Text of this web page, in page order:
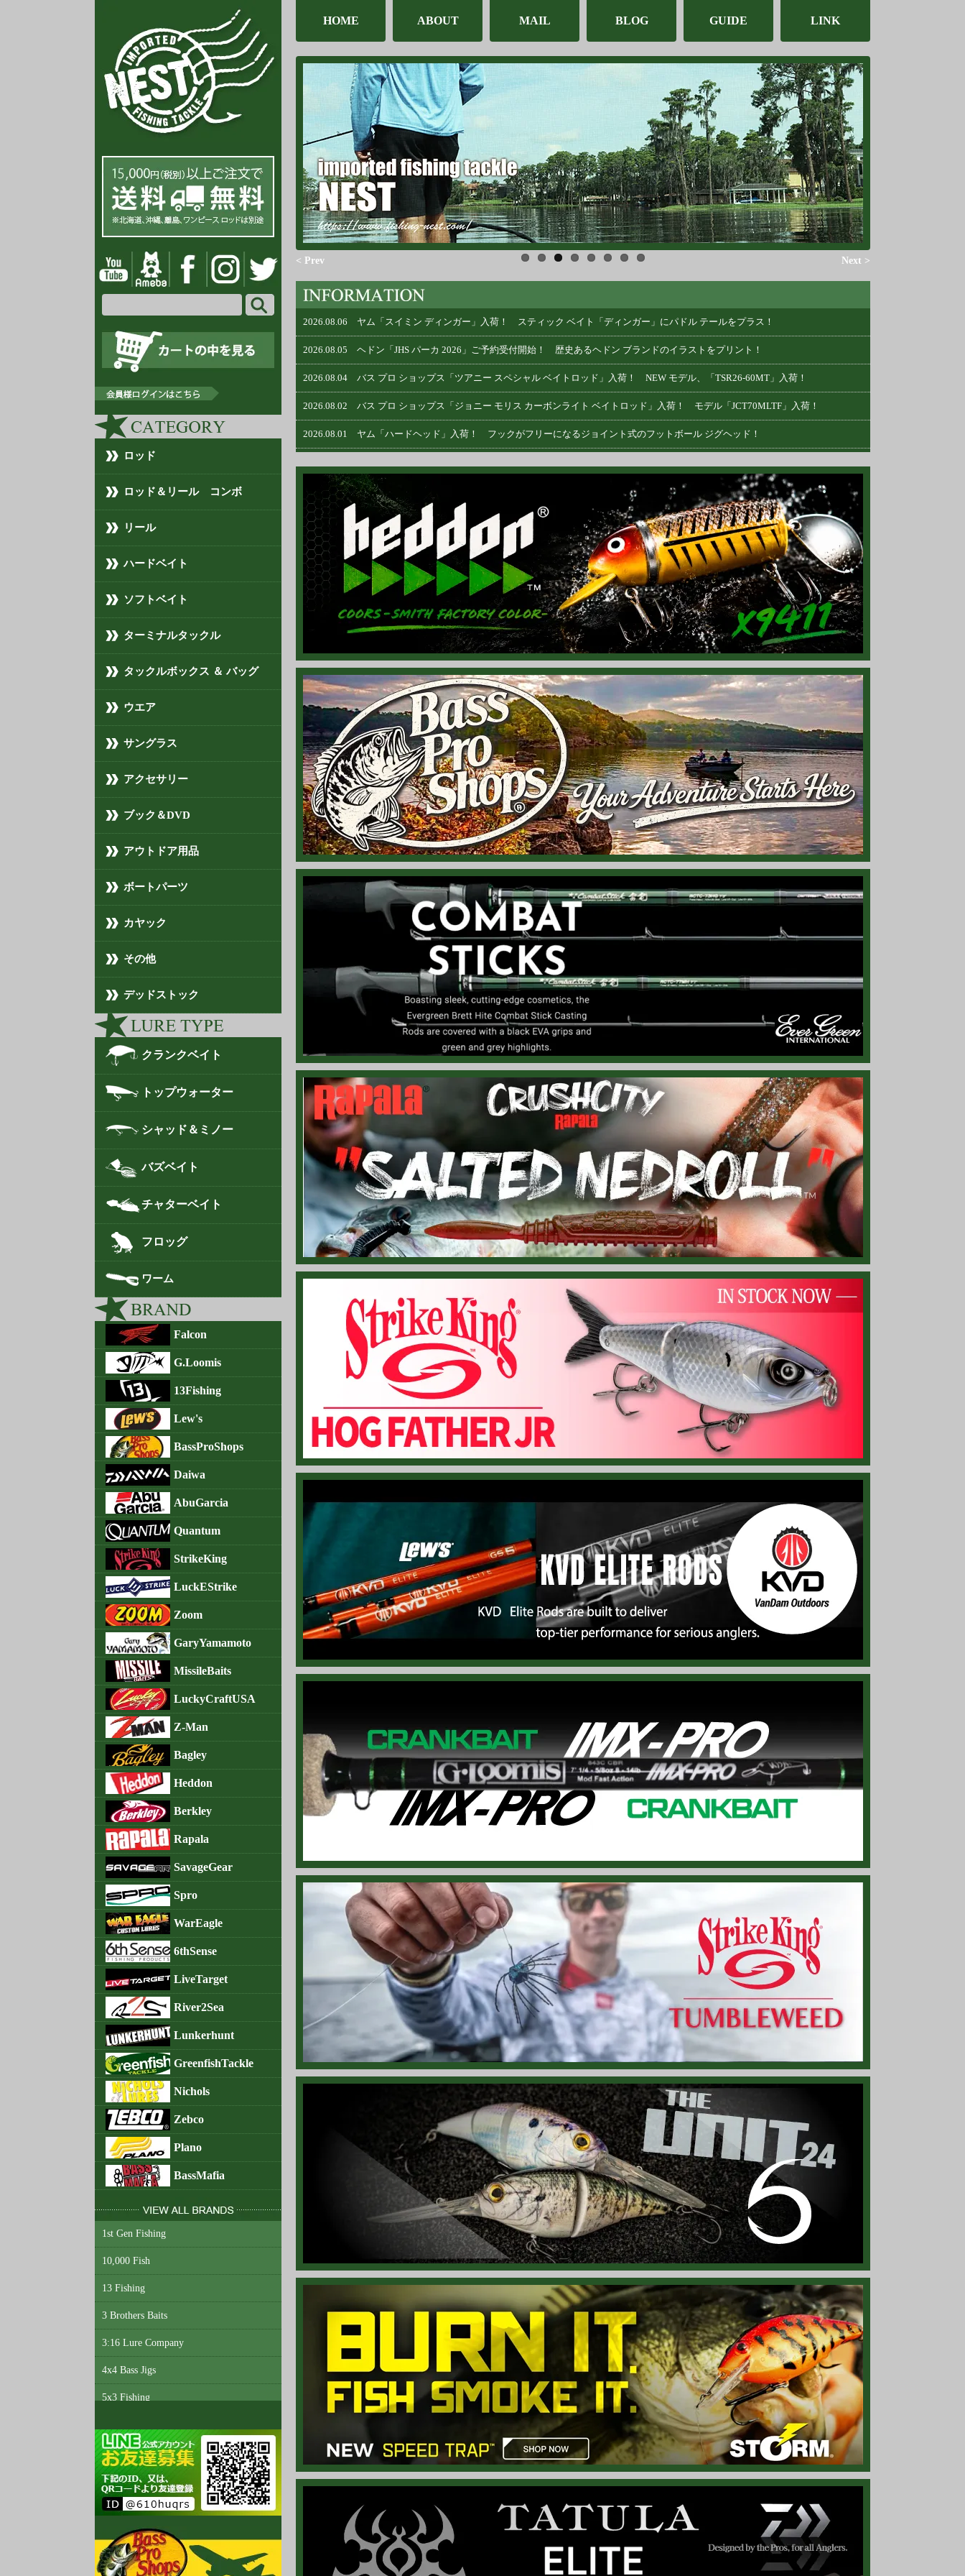
ロッド
ロッド＆リール コンボ
リール
ハードベイト
ソフトベイト
ターミナルタックル
タックルボックス ＆ バッグ
ウエア
サングラス
アクセサリー
ブック＆DVD
アウトドア用品
ボートパーツ
カヤック
その他
デッドストック
クランクベイト
トップウォーター
シャッド＆ミノー
バズベイト
チャターベイト
フロッグ
ワーム
Falcon
G.Loomis
13Fishing
Lew's
BassProShops
Daiwa
AbuGarcia
Quantum
StrikeKing
LuckEStrike
Zoom
GaryYamamoto
MissileBaits
LuckyCraftUSA
Z-Man
Bagley
Heddon
Berkley
Rapala
SavageGear
Spro
WarEagle
6thSense
LiveTarget
River2Sea
Lunkerhunt
GreenfishTackle
Nichols
Zebco
Plano
BassMafia
1st Gen Fishing
10,000 Fish
13 Fishing
3 Brothers Baits
3:16 Lure Company
4x4 Bass Jigs
5x3 Fishing
A3 Anglers
Abu Garcia
Accent
Acme Tackle
AC Shiners
HOME ABOUT MAIL BLOG GUIDE LINK
< Prev Next >
2026.08.06 ヤム「スイミン ディンガー」入荷！ スティック ベイト「ディンガー」にパドル テールをプラス！
2026.08.05 ヘドン「JHS パーカ 2026」ご予約受付開始！ 歴史あるヘドン ブランドのイラストをプリント！
2026.08.04 バス プロ ショップス「ツアニー スペシャル ベイトロッド」入荷！ NEW モデル、「TSR26-60MT」入荷！
2026.08.02 バス プロ ショップス「ジョニー モリス カーボンライト ベイトロッド」入荷！ モデル「JCT70MLTF」入荷！
2026.08.01 ヤム「ハードヘッド」入荷！ フックがフリーになるジョイント式のフットボール ジグヘッド！
2026.07.30ヤマモト ベイツ「ヒンジ ミノー」入荷！ サイズアップとなる『6インチ』モデル入荷！
2026.07.29 サベージ ギア「サッカー プロップ」入荷！ ファットな8インチ ボディはアピール力抜群！
2026.07.28 コア タックル「スイム ジグ」入荷！ ただ巻きするだけで、ナチュラルな左右へのロール アクション！
2026.07.26バス プロ ショップス「ジョニー モリス カーボンライト ベイトリール」入荷！ ホワイトのボディがクール！
2026.07.25 G. ルーミス「IMX プロ クランクベイト キャスティング ロッド」再入荷！ ルーミスのクランキン ロッド！
2026.07.24USシマノ「エフエックス ベイトロッド -2ピース モデル-」入荷！ 携帯性に優れる「2ピース」モデル！
2026.07.23Z-Man「ネッド リグ キット」再入荷！ 「ネッド リグ / NED RIG」を始めるのに最適なキット！
2026.07.22ストライク キング「ファイナル コピー ウィードレス」入荷！ 新たに『6インチ』モデル入荷！
2026.07.21アブ ガルシア「マックス エックス イージーキャスト」入荷！ アンチバックラッシュ フラップ搭載！
2026.07.19プラノ「ウォータープルーフ バッグ 3600」入荷！ 濡らしたくないアイテムを入れるのに便利！
2026.07.19プラノ「ウォータープルーフ バッグ 3700」入荷！ 濡らしたくないアイテムを入れるのに便利！
2026.07.18バス プロ ショップス「エンブレム ショーツ」入荷！ BPSのエンブレム入り7インチ ショーツ！
2026.07.17ヤム「パルス」再入荷！ 「3.5インチ」モデル、スピナーベイトのトレーラーにも◎！
2026.07.15ストライク キング「スポットライト シミー ミノー」入荷！ ミドスト、ホバストに最適なピンテール ワーム！
2026.07.14ラパラ「クラッシュシティ フリーローダー」再入荷！ サイズアップとなる「5.25インチ」モデル入荷！
G. ルーミス「GLX ジグ & ワーム キャスティング ロッド」再入荷！ モデル『GLX 802C JWR』再入荷！
G. ルーミス「GLX マグ バス キャスティング ロッド」再入荷！ モデル『GLX 842C MBR』再入荷！
2026.07.14グレーシャー グローブ「アバコ ベイ サン グローブ」再入荷！ 『XS/S』サイズのみですが再入荷！
2026.07.13ストライク キング「5XD エリート」入荷！ 「15フィート」まで潜行可能、「エリート」モデル！
ズーム「ウイングド フルーク」入荷！ 新たに『7.5インチ』モデル入荷です！
2026.07.11 ジュエル ベイト「ライブ スピン」入荷！ 中層にサスペンドする魚を攻略する為に設計されたスピナーベイト！
2026.07.09クリーム「スカンドレル」再入荷！ 古くから売れ続ける「ミミズ」ワーム、「6インチ」が再入荷！
2026.07.08 バス プロ ショップス「ウェイ イン バッグ」再入荷！ トーナメントには欠かせないウェイ イン バッグ！
2026.07.08 バス プロ ショップス「XPS トーナメント カリング ビーム」再入荷！ 魚の入れ替え用の天秤ハカリ！
2026.07.08ラパラ「フラット ブリム キャップ ルアー」入荷！ ラパラ ルアーをプリント、クラシカルかつキュートなデザイン！
2026.07.08ラパラ「フラット ブリム キャップ ブラック オーロラ」入荷！ オール ブラックのデザインがクール！
2026.07.08ラパラ「ブラック メッシュ スナップバック」再入荷！ エンボス加工されたロゴがついたシンプルなデザイン！
2026.07.08ラパラ「フラット ブリム キャップ」再入荷！ 飽きのこないグレー/ブラックのフルキャップ！
2026.07.08ラパラ「ブラック フラット ブリム キャップ」再入荷！ クールなブラック一色のフラット バイザー キャップ！
2026.07.08ラパラ「ルアー カモ フラット ブリム キャップ」再入荷！ バイザー部分はユニークな「ルアー カモ」！
2026.07.07 ノマド デザイン「マーベリック 90」入荷！ ユニークなボディ形状が多彩なアクションを生み出します！
2026.07.07 バス プロ ショップス「防水ボートバッグ」再入荷！ PVCターポリン使用、ボートでも使える防水仕様のバッグ！
バス プロ ショップス「ロッド ベルト」再入荷！ ２本入りのロッド ベルト、「Bass Pro Shop」のロゴ入り！
2026.07.06 リアクション イノベーションズ「スコープ ショット 4.25」再入荷！ バーサタイルに使えるシャッド テール ワーム！
2026.07.06バス プロ ショップス「タックル ストウ バッグ」再入荷！ BPSのロゴが入ったクリアーのジップ バッグ！
2026.07.06バス プロ ショップス「5ガロン バケツ」再入荷！ お馴染みのロゴが大きく入ったお洒落な「バケツ」！
ランカーハント「スティッキティ スプリット」入荷！ 「32インチ（約81センチ）」の超ロング ストレート ワーム！
ヘドン「トリプル スレット -3個パック-」再入荷！ 「トーピード」が3個入ったお得なパック！
2026.07.04バス プロ ショップス「フィッシュ フック ハット ピン」再入荷！ キャップやハット、ネクタイなどに取り付け！
2026.07.03バス プロ ショップス「フェイス ゲーター」再入荷！ 夏の必需品、柔らかく軽量で一日中快適に着用できます！
2026.07.03バス プロ ショップス「エクストリーム リール トートバッグ」再入荷！ 大事なリールの運搬/保管に◎！
2026.07.02バス プロ ショップス「エクストリーム シリーズ 3600 タックル ボックス」入荷！ カラフルなBox、Newモデル！
バス プロ ショップス「ロゴ ステッカー 5枚 パック」再入荷！ BPSのロゴ入りステッカー5枚セット！
2026.07.01バス プロ ショップス「メッシュ キャップ」再入荷！ メッシュなので夏でも涼しくて快適！
2026.07.01 バス プロ ショップス「刺繍ロゴ メッシュ キャップ」再入荷！ 今回はブラックの他に「レッド」も入荷！
2026.07.01バス プロ ショップス「パッチ ワークウェア メッシュバック キャップ」再入荷！ ラギッドな雰囲気が◎！
2026.07.01バス プロ ショップス「フィッシング タオル」再入荷！ 夏場は何かと便利、「ブラック」のみですが再入荷！
2026.06.30フィッシュ モンキー「フェイス ガード」再入荷！ UPF 50+でUVをカット、暑い夏に向けて今年も入荷！
2026.06.29 ブッカ ブランド「トリック シャッド」入荷！ 「ブル シャッド」で有名な「マイク ブッカ / Mike Bucca」デザイン！
ヘドン「モス ボス」再入荷！ プラスティック製の「ウィードレス スプーン」！
2026.06.29ノーマン「ディープ タイニー N」再入荷！ 全長3.8cm、重さは3.5g、ノーマン「N シリーズ」最小モデル！
2026.06.28 Lew's「アメリカン ヒーロー カモ ベイトリール」再入荷！ カモフラ柄のベイトリール！
2026.06.26 ヤマモト ベイツ「シノビ グラブ」入荷！ 様々なリグに最適な3.5インチのダブル テール グラブ！
2026.05.25アブ ガルシア「アンバサダー CS プロ ロケット ファイナル エディション」ご予約受付開始！ 北米限定販売モデル！
バス プロ ショップス「11クォート ハード クーラー」入荷！ 釣りはもちろん普段使いにも最適！
スミスウィック「スミスウィック キャップ」入荷！ ログで有名「スミスウィック」ロゴを使ったキャップ！
2026.06.22 ノース フォーク コンポジット「NFX-PRO フロッグ & ジャンク -C66MH-」再入荷！ 取り回し◎なフロッグ ロッド！
ズーム「ミッドサイズ Z-クロー」再入荷！ オリジナルとジュニアの間を埋めるミッドサイズ（4インチ）モデル！
バークレー「トリプル ミノー リグ キット」入荷！ リアルなベイトの群れを演出『トリプル ミノー リグ』！
ヘドン「JHS Tシャツ 2026」入荷！ 歴史あるヘドン ブランドのイラストをプリント！
Lew's「KVD エリート クランキング ベイトロッド」入荷！ モデル「LKVDECC6」、『ディープ クランク』に◎！
2026.06.16バス プロ ショップス「カスケード レイン ジャケット」入荷！ 「梅雨」本番、レインウェアをご準備下さい！
2026.06.15Lew's「KVD エリート ベイトロッド」入荷！ 「ケビン バンダム」シグネチャーのベイトロッド！
2026.06.14ヘドン「マグナム トーピード ボーン コレクション」ご予約受付開始！ ボーン素材の魅力を引き出すカラー！
2026.06.13ヘドン「チャック ヘドン ヴィンテージ コレクション ラッキー 13」ご予約受付開始！ チャック ヘドン企画第二弾！
2026.06.12 ビル ルイス「ベビー バブラー」入荷！ 全長「2.65インチ」、小型のプロッパー型トップウォーター！
スミスウィック「デビルズ ホース」再入荷！ ダブルスイッシャーは梅雨時期には外せないプラグ！
2026.06.10ズーム「スワンプ クローラー」再入荷！ フィネス戦略に欠かせない定番ストレート ワーム！
2026.06.09バス プロ ショップス「ライトウェイト カモ フーディー」入荷！ 薄手で軽量、今時期の日焼け対策としても◎！
2026.06.08ストライク キング「スポットライト スプリット ミノー」入荷！ 全長3インチで、超リアルなミノー シルエット！
2026.06.06スカム フロッグ「リープ フロッグ」入荷！ スカムのNew フロッグ、オープン ウォーターやライト カバーに最適！
2026.06.05 Lew's「スピード スプール ベイトリール」再入荷！ 巻物に最適な「ローギア（ギア比：5.6:1）」！